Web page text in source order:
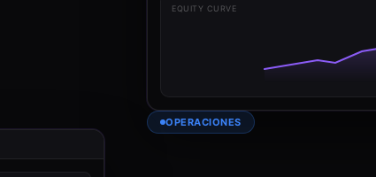
EQUITY CURVE
OPERACIONES